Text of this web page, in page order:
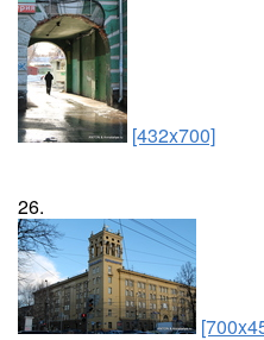
[432x700]
26.